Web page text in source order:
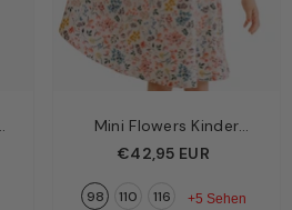
Mini Flowers Kinder
Kleid Creme – Zarte
Baumwolle GOTS |
€42,95 EUR
98 110 116 +5 Sehen